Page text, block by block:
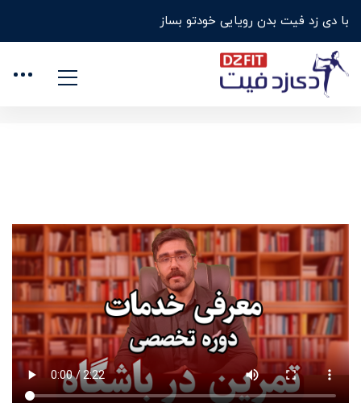
با دی زد فیت بدن رویایی خودتو بساز
خانه برنامه های عضویت
برنامه های عضویت